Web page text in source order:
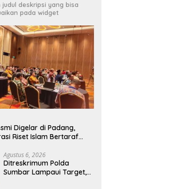
deskripsi yang bisa
pada widget
Digelar di Padang,
Riset Islam Bertaraf
Agustus 6, 2026
Ditreskrimum Polda
Sumbar Lampaui Target,